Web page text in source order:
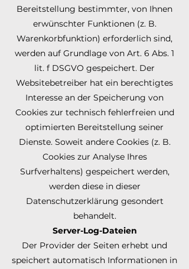
Bereitstellung bestimmter, von Ihnen
erwünschter Funktionen (z. B.
Warenkorbfunktion) erforderlich sind,
werden auf Grundlage von Art. 6 Abs. 1
lit. f DSGVO gespeichert. Der
Websitebetreiber hat ein berechtigtes
Interesse an der Speicherung von
Cookies zur technisch fehlerfreien und
optimierten Bereitstellung seiner
Dienste. Soweit andere Cookies (z. B.
Cookies zur Analyse Ihres
Surfverhaltens) gespeichert werden,
werden diese in dieser
Datenschutzerklärung gesondert
behandelt.
Server-Log-Dateien
Der Provider der Seiten erhebt und
speichert automatisch Informationen in